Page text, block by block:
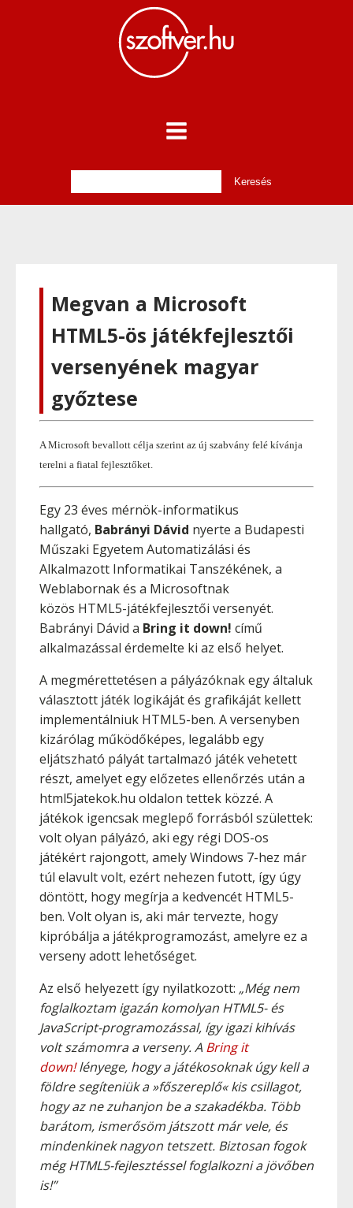
Megvan a Microsoft
HTML5-ös játékfejlesztői
versenyének magyar
győztese
A Microsoft bevallott célja szerint az új szabvány felé kívánja
terelni a fiatal fejlesztőket.
Egy 23 éves mérnök-informatikus
hallgató, Babrányi Dávid nyerte a Budapesti
Műszaki Egyetem Automatizálási és
Alkalmazott Informatikai Tanszékének, a
Weblabornak és a Microsoftnak
közös HTML5-játékfejlesztői versenyét.
Babrányi Dávid a Bring it down! című
alkalmazással érdemelte ki az első helyet.
A megmérettetésen a pályázóknak egy általuk
választott játék logikáját és grafikáját kellett
implementálniuk HTML5-ben. A versenyben
kizárólag működőképes, legalább egy
eljátszható pályát tartalmazó játék vehetett
részt, amelyet egy előzetes ellenőrzés után a
html5jatekok.hu oldalon tettek közzé. A
játékok igencsak meglepő forrásból születtek:
volt olyan pályázó, aki egy régi DOS-os
játékért rajongott, amely Windows 7-hez már
túl elavult volt, ezért nehezen futott, így úgy
döntött, hogy megírja a kedvencét HTML5-
ben. Volt olyan is, aki már tervezte, hogy
kipróbálja a játékprogramozást, amelyre ez a
verseny adott lehetőséget.
Az első helyezett így nyilatkozott: „Még nem
foglalkoztam igazán komolyan HTML5- és
JavaScript-programozással, így igazi kihívás
volt számomra a verseny. A Bring it
down!lényege, hogy a játékosoknak úgy kell a
földre segíteniük a »főszereplő« kis csillagot,
hogy az ne zuhanjon be a szakadékba. Több
barátom, ismerősöm játszott már vele, és
mindenkinek nagyon tetszett. Biztosan fogok
még HTML5-fejlesztéssel foglalkozni a jövőben
is!”